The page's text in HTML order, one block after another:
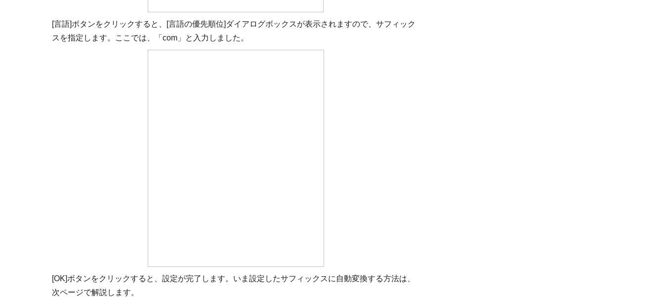
[言語]ボタンをクリックすると、[言語の優先順位]ダイアログボックスが表示されますので、サフィック
スを指定します。ここでは、「com」と入力しました。
[OK]ボタンをクリックすると、設定が完了します。いま設定したサフィックスに自動変換する方法は、
次ページで解説します。